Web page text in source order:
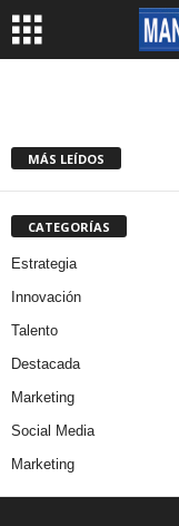
MÁS LEÍDOS
CATEGORÍAS
Estrategia
Innovación
Talento
Destacada
Marketing
Social Media
Marketing